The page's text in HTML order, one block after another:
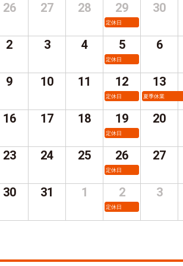
26 27 28 29
定休日
30
2 3 4 5
定休日
6
9 10 11 12
定休日
13
夏季休業
16 17 18 19
定休日
20
23 24 25 26
定休日
27
30 31 1 2
定休日
3